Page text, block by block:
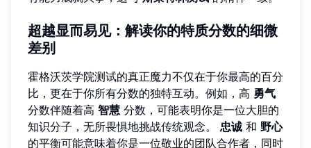
超越显而易见：解读你的特质分数的细微
差别
霍格沃茨学院测试的真正魔力不仅在于你最高的百分
比，更在于你所有分数的独特互动。例如，高 勇气
分数伴随着高 智慧 分数，可能表明你是一位大胆的
知识分子，无所畏惧地挑战传统观念。 忠诚 和 野心
的平衡可能意味着你是一位敬业的团队合作者，同时